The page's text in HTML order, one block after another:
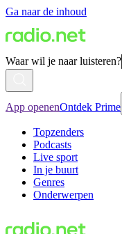
Ga naar de inhoud
Waar wil je naar luisteren?
App openenOntdek Prime
Topzenders
Podcasts
Live sport
In je buurt
Genres
Onderwerpen